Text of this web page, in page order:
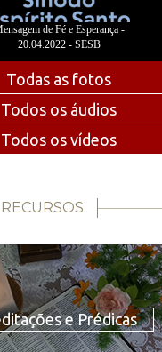
de Fé e Esperança -
20.04.2022 - SESB
Todas as fotos
Todos os áudios
Todos os vídeos
e Prédicas